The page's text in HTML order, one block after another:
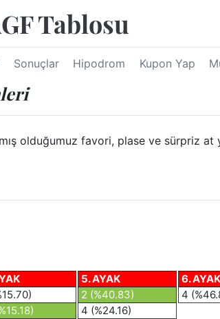
Tablosu
Sonuçlar Hipodrom Kupon Yap
olduğumuz favori, plase ve sürpriz at
5. AYAK
2 (%40.83)
4 (%24.16)
6. AYAK
4